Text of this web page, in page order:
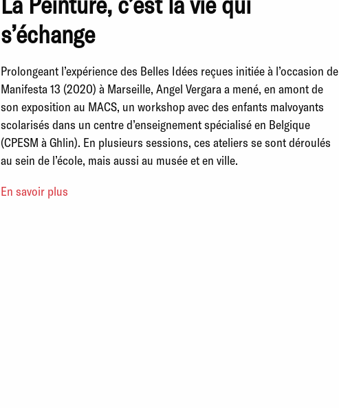
s’échange
Prolongeant l’expérience des Belles Idées reçues initiée à l’occasion de
Manifesta 13 (2020) à Marseille, Angel Vergara a mené, en amont de
son exposition au MACS, un workshop avec des enfants malvoyants
scolarisés dans un centre d’enseignement spécialisé en Belgique
(CPESM à Ghlin). En plusieurs sessions, ces ateliers se sont déroulés
au sein de l’école, mais aussi au musée et en ville.
En savoir plus